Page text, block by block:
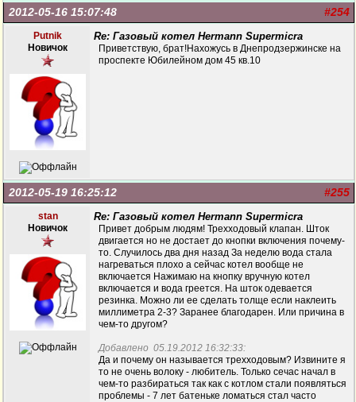
#254
2012-05-16 15:07:48
Putnik
Новичок
Re: Газовый котел Hermann Supermicra
Приветствую, брат!Нахожусь в Днепродзержинске на
проспекте Юбилейном дом 45 кв.10
#255
2012-05-19 16:25:12
stan
Новичок
Re: Газовый котел Hermann Supermicra
Привет добрым людям! Трехходовый клапан. Шток
двигается но не достает до кнопки включения почему-
то. Случилось два дня назад За неделю вода стала
нагреваться плохо а сейчас котел вообще не
включается Нажимаю на кнопку вручную котел
включается и вода греется. На шток одевается
резинка. Можно ли ее сделать толще если наклеить
миллиметра 2-3? Заранее благодарен. Или причина в
чем-то другом?
Добавлено 05.19.2012 16:32:33:
Да и почему он называется трехходовым? Извините я
то не очень волоку - любитель. Только сечас начал в
чем-то разбираться так как с котлом стали появляться
проблемы - 7 лет батеньке ломаться стал часто